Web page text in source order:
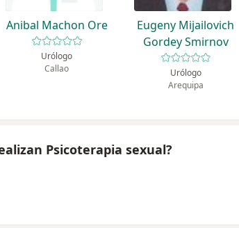
Anibal Machon Ore
Urólogo
Callao
Eugeny Mijailovich
Gordey Smirnov
Urólogo
Arequipa
Psicoterapia sexual?